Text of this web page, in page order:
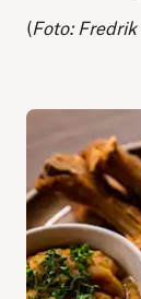
(Foto: